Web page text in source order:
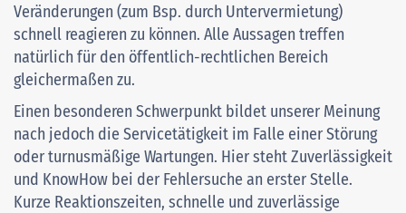
Veränderungen (zum Bsp. durch Untervermietung)
schnell reagieren zu können. Alle Aussagen treffen
natürlich für den öffentlich-rechtlichen Bereich
gleichermaßen zu.
Einen besonderen Schwerpunkt bildet unserer Meinung
nach jedoch die Servicetätigkeit im Falle einer Störung
oder turnusmäßige Wartungen. Hier steht Zuverlässigkeit
und KnowHow bei der Fehlersuche an erster Stelle.
Kurze Reaktionszeiten, schnelle und zuverlässige